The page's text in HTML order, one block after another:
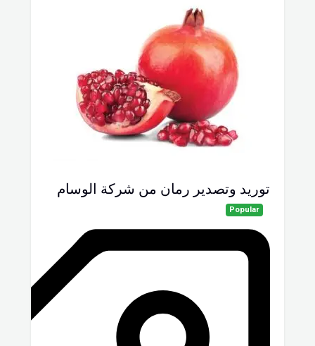
توريد وتصدير رمان من شركة الوسام
Popular